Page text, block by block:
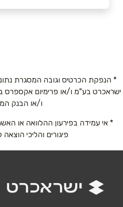
שם מלא*
אימייל*
* הנפקת הכרטיס וגובה המסגרת
ישראכרט בע"מ ו/או פרימיום אקספרס
ו/או הבנק
* אי עמידה בפירעון ההלוואה או
פיגורים והליכי